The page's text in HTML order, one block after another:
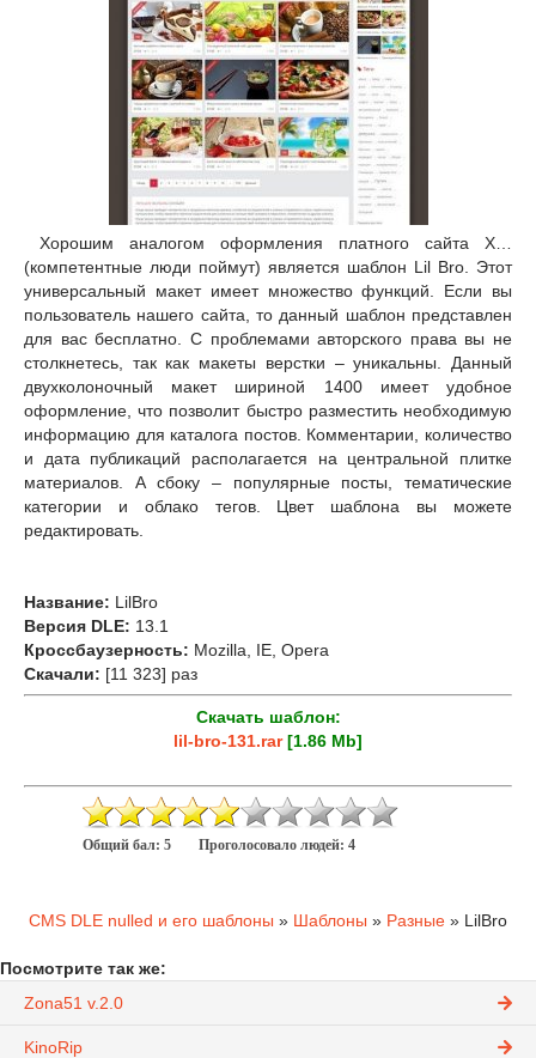
Хорошим аналогом оформления платного сайта Х…
(компетентные люди поймут) является шаблон Lil Bro. Этот
универсальный макет имеет множество функций. Если вы
пользователь нашего сайта, то данный шаблон представлен
для вас бесплатно. С проблемами авторского права вы не
столкнетесь, так как макеты верстки – уникальны. Данный
двухколоночный макет шириной 1400 имеет удобное
оформление, что позволит быстро разместить необходимую
информацию для каталога постов. Комментарии, количество
и дата публикаций располагается на центральной плитке
материалов. А сбоку – популярные посты, тематические
категории и облако тегов. Цвет шаблона вы можете
редактировать.
Название: LilBro
Версия DLE: 13.1
Кроссбаузерность: Mozilla, IE, Opera
Скачали: [11 323] раз
Скачать шаблон:
lil-bro-131.rar[1.86 Mb]
Общий бал: 5 Проголосовало людей: 4
CMS DLE nulled и его шаблоны » Шаблоны » Разные » LilBro
Посмотрите так же:
Zona51 v.2.0
KinoRip